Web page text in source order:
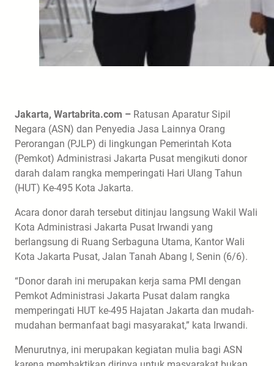
Jakarta, Wartabrita.com – Ratusan Aparatur Sipil
Negara (ASN) dan Penyedia Jasa Lainnya Orang
Perorangan (PJLP) di lingkungan Pemerintah Kota
(Pemkot) Administrasi Jakarta Pusat mengikuti donor
darah dalam rangka memperingati Hari Ulang Tahun
(HUT) Ke-495 Kota Jakarta.
Acara donor darah tersebut ditinjau langsung Wakil Wali
Kota Administrasi Jakarta Pusat Irwandi yang
berlangsung di Ruang Serbaguna Utama, Kantor Wali
Kota Jakarta Pusat, Jalan Tanah Abang I, Senin (6/6).
“Donor darah ini merupakan kerja sama PMI dengan
Pemkot Administrasi Jakarta Pusat dalam rangka
memperingati HUT ke-495 Hajatan Jakarta dan mudah-
mudahan bermanfaat bagi masyarakat,” kata Irwandi.
Menurutnya, ini merupakan kegiatan mulia bagi ASN